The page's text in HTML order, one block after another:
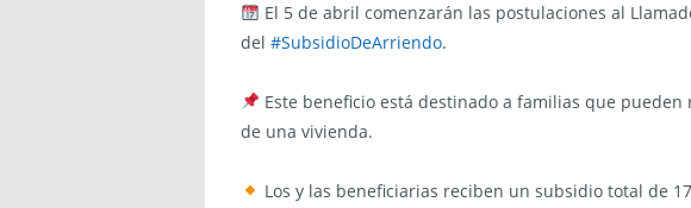
El 5 de abril comenzarán las postulaciones al
del #SubsidioDeArriendo.
Este beneficio está destinado a familias que
de una vivienda.
Los y las beneficiarias reciben un subsidio total de